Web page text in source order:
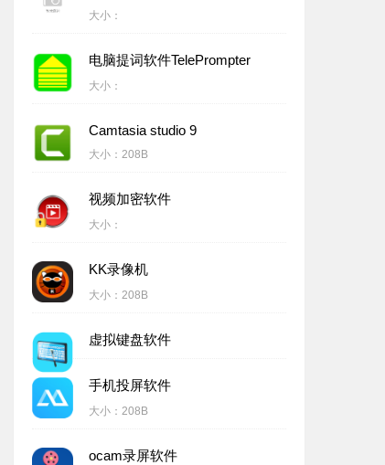
大小：
电脑提词软件TelePrompter
大小：
Camtasia studio 9
大小： 208B
视频加密软件
大小：
KK录像机
大小： 208B
虚拟键盘软件
手机投屏软件
大小： 208B
ocam录屏软件